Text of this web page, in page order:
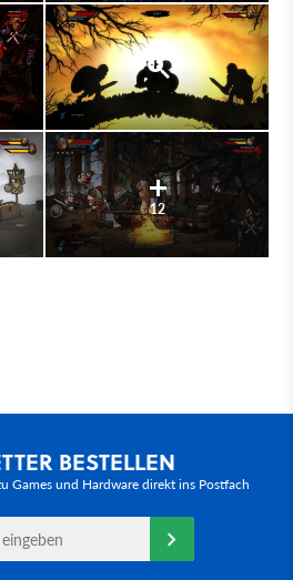
12
BESTELLEN
Games und Hardware direkt ins Postfach